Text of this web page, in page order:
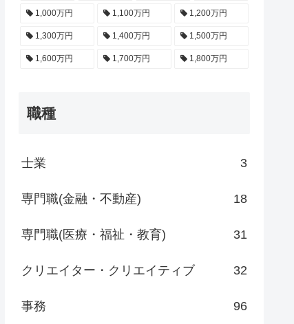
1,000万円 1,100万円 1,200万円
1,300万円 1,400万円 1,500万円
1,600万円 1,700万円 1,800万円
職種
士業 3
専門職(金融・不動産) 18
専門職(医療・福祉・教育) 31
クリエイター・クリエイティブ 32
事務 96